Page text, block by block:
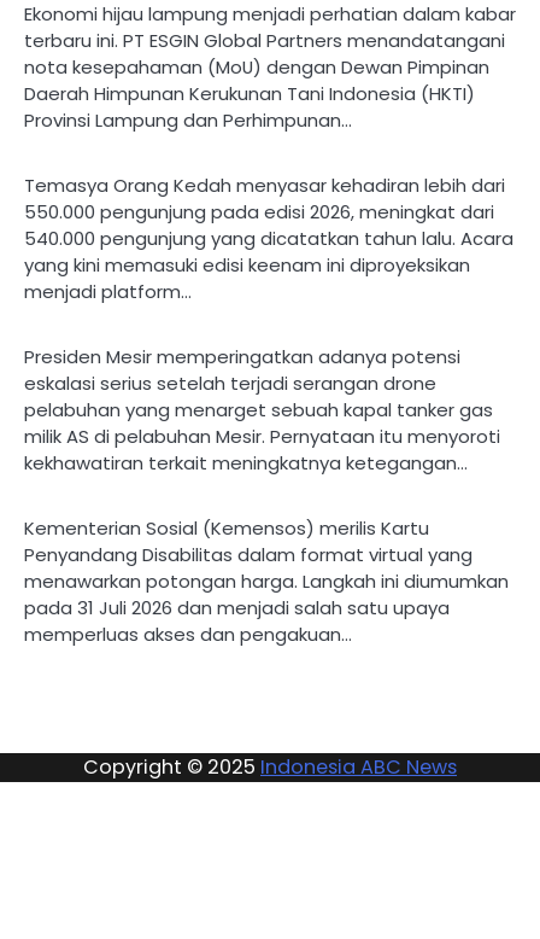
Ekonomi hijau lampung menjadi perhatian dalam kabar
terbaru ini. PT ESGIN Global Partners menandatangani
nota kesepahaman (MoU) dengan Dewan Pimpinan
Daerah Himpunan Kerukunan Tani Indonesia (HKTI)
Provinsi Lampung dan Perhimpunan…
Temasya Orang Kedah menyasar kehadiran lebih dari
550.000 pengunjung pada edisi 2026, meningkat dari
540.000 pengunjung yang dicatatkan tahun lalu. Acara
yang kini memasuki edisi keenam ini diproyeksikan
menjadi platform…
Presiden Mesir memperingatkan adanya potensi
eskalasi serius setelah terjadi serangan drone
pelabuhan yang menarget sebuah kapal tanker gas
milik AS di pelabuhan Mesir. Pernyataan itu menyoroti
kekhawatiran terkait meningkatnya ketegangan…
Kementerian Sosial (Kemensos) merilis Kartu
Penyandang Disabilitas dalam format virtual yang
menawarkan potongan harga. Langkah ini diumumkan
pada 31 Juli 2026 dan menjadi salah satu upaya
memperluas akses dan pengakuan…
Copyright © 2025 Indonesia ABC News